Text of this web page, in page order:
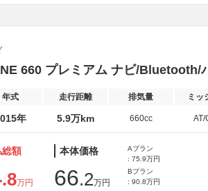
660 プレミアム ナビ/Bluetooth/
年式 走行距離 排気量 ミッ
年 5.9万km 660cc AT/
総額
.8万円
本体価格
66.2万円
Aプラン
: 75.9万円
Bプラン
: 90.8万円